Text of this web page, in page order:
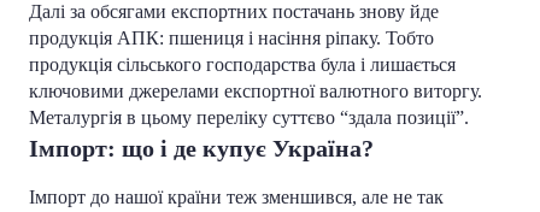
Далі за обсягами експортних постачань знову йде
продукція АПК: пшениця і насіння ріпаку. Тобто
продукція сільського господарства була і лишається
ключовими джерелами експортної валютного виторгу.
Металургія в цьому переліку суттєво “здала позиції”.
Імпорт: що і де купує Україна?
Імпорт до нашої країни теж зменшився, але не так